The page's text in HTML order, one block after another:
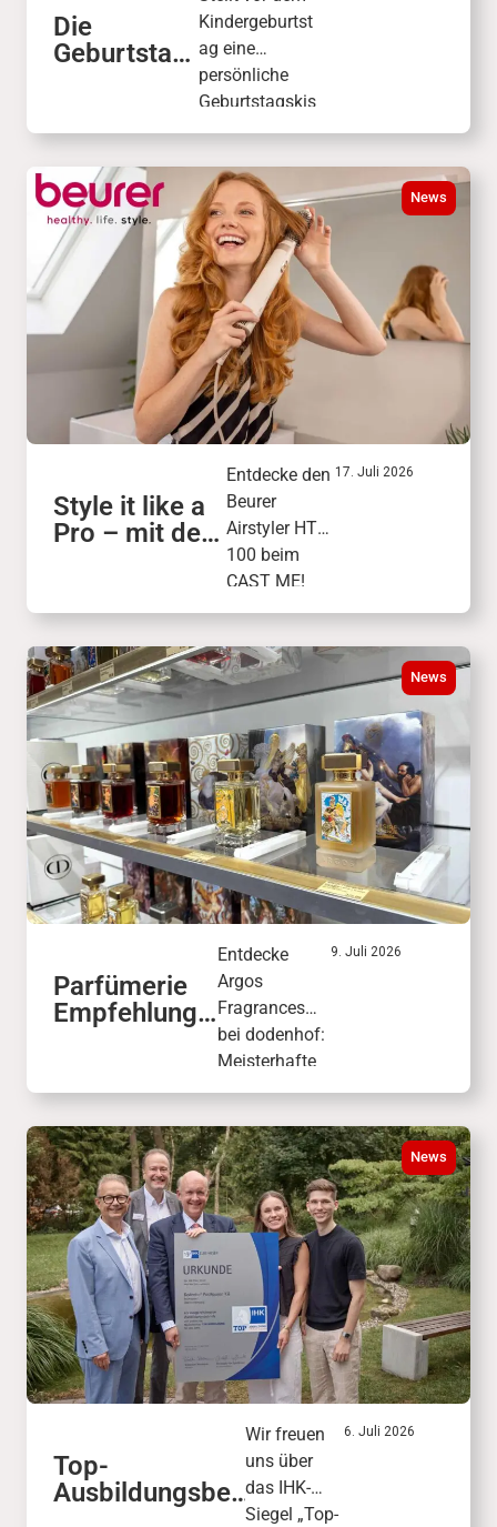
Die
Geburtstag
KinderWelt
Kindergeburtst
ag eine
persönliche
Geburtstagskis
te mit
nken
zusammen.
Freunde und
Familie wählen
daraus das
passende
Geschenk.
News
Style it like a
Pro – mit dem
100
Entdecke den
Beurer
Airstyler HT
100 beim
CAST ME!
Finale am 26.
Freu dich auf
Live-Stylings,
Profi-Tipps
und
vielseitige
Looks.
17. Juli 2026
News
Parfümerie
Empfehlung:
S
Entdecke
Argos
Fragrances
bei dodenhof:
Meisterhafte
Luxusdüfte
of Bacchus“
verbinden die
faszinierende
Welt der
antiken
Mythologie.
9. Juli 2026
News
Top-
Ausbildungsbet
Wir freuen
uns über
das IHK-
Siegel „Top-
6. Juli 2026